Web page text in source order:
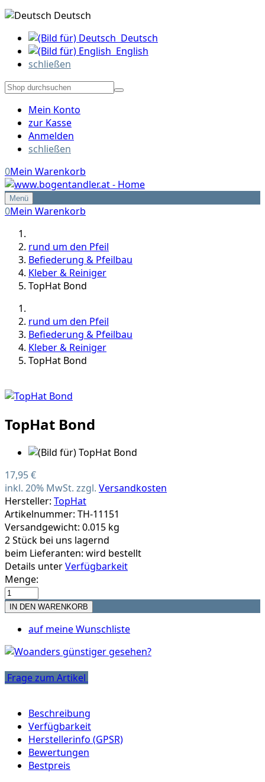
Deutsch
Deutsch
English
schließen
Mein Konto
zur Kasse
Anmelden
schließen
0Mein Warenkorb
Menü
0Mein Warenkorb
rund um den Pfeil
Befiederung & Pfeilbau
Kleber & Reiniger
TopHat Bond
rund um den Pfeil
Befiederung & Pfeilbau
Kleber & Reiniger
TopHat Bond
TopHat Bond
17,95 €
inkl. 20% MwSt. zzgl. Versandkosten
Hersteller: TopHat
Artikelnummer: TH-11151
Versandgewicht: 0.015 kg
2 Stück bei uns lagernd
beim Lieferanten: wird bestellt
Details unterVerfügbarkeit
Menge:
auf meine Wunschliste
Frage zum Artikel
Beschreibung
Verfügbarkeit
Herstellerinfo (GPSR)
Bewertungen
Bestpreis